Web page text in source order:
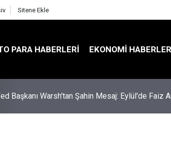
Sitene Ekle
PARA HABERLERI EKONOMI
Başkanı Warsh'tan Şahin Mesaj: Eylül'de Faiz